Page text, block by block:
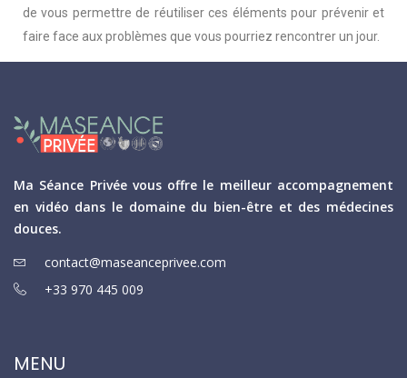
de vous permettre de réutiliser ces éléments pour prévenir et
faire face aux problèmes que vous pourriez rencontrer un jour.
Ma Séance Privée vous offre le meilleur accompagnement
en vidéo dans le domaine du bien-être et des médecines
douces.
contact@maseanceprivee.com
+33 970 445 009
MENU